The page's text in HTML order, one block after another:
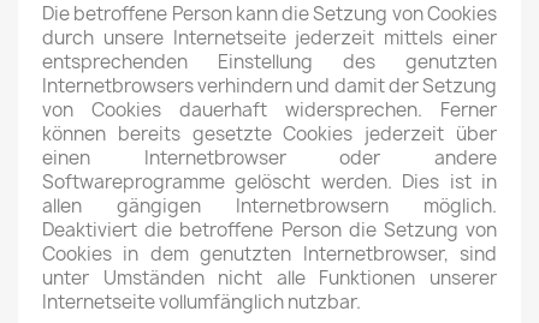
Die betroffene Person kann die Setzung von Cookies
durch unsere Internetseite jederzeit mittels einer
entsprechenden Einstellung des genutzten
Internetbrowsers verhindern und damit der Setzung
von Cookies dauerhaft widersprechen. Ferner
können bereits gesetzte Cookies jederzeit über
einen Internetbrowser oder andere
Softwareprogramme gelöscht werden. Dies ist in
allen gängigen Internetbrowsern möglich.
Deaktiviert die betroffene Person die Setzung von
Cookies in dem genutzten Internetbrowser, sind
unter Umständen nicht alle Funktionen unserer
Internetseite vollumfänglich nutzbar.